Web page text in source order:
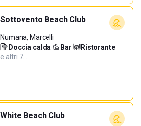
Sottovento Beach Club
Numana, Marcelli
Doccia calda· Bar· Ristorante·
e altri 7…
White Beach Club